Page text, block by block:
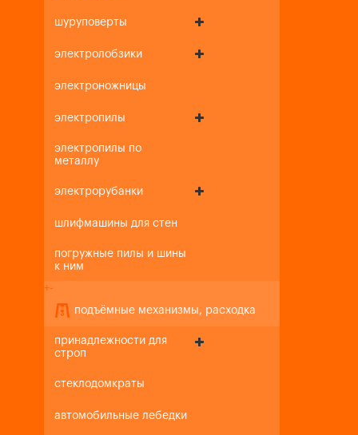
шуруповерты
электролобзики
электроножницы
электропилы
электропилы по
металлу
электрорубанки
шлифмашины для стен
погружные пилы и шины
к ним
+-
подъёмные механизмы, расходка
принадлежности для
строп
стеклодомкраты
автомобильные лебедки